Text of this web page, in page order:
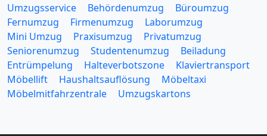
Umzugsservice Behördenumzug
Büroumzug
Fernumzug
Firmenumzug
Laborumzug
Mini Umzug
Praxisumzug
Privatumzug
Seniorenumzug
Studentenumzug
Beiladung
Entrümpelung
Halteverbotszone
Klaviertransport
Möbellift
Haushaltsauflösung
Möbeltaxi
Möbelmitfahrzentrale
Umzugskartons